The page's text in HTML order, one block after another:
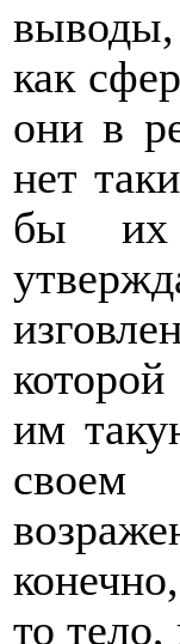
как
они в
нет
бы их
им
своем
то